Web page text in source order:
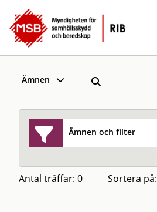
Ämnen
Ämnen och filter
Antal träffar: 0 Sortera på: